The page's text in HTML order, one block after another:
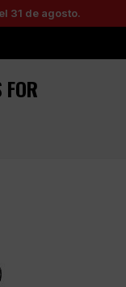
31 de agosto.
FOR